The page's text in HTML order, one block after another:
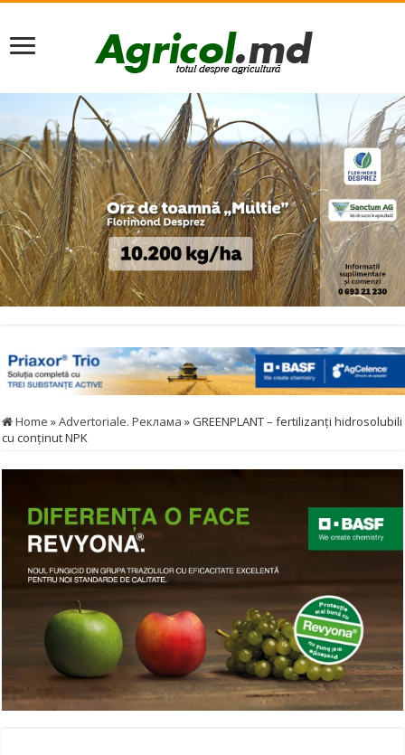
Home »Advertoriale. Реклама »GREENPLANT – fertilizanți hidrosolubili
cu conținut NPK